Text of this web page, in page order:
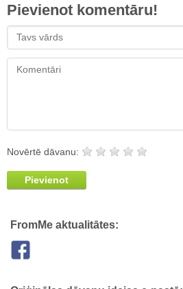
Pievienot komentāru!
Novērtē dāvanu:
Pievienot
FromMe aktualitātes: